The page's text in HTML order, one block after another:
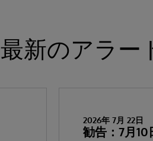
最新のアラー
2026年 7月 22日
勧告：7月